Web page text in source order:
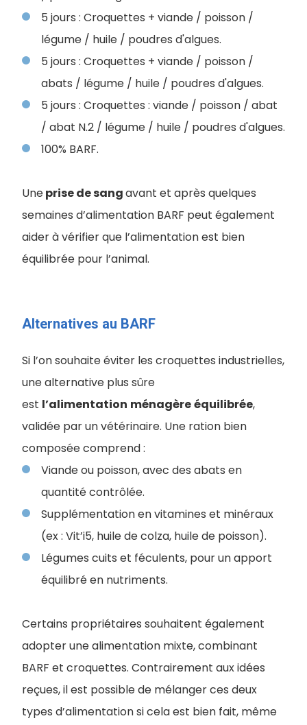
5 jours : Croquettes + viande / poisson /
légume / huile / poudres d'algues.
5 jours : Croquettes + viande / poisson /
abats / légume / huile / poudres d'algues.
5 jours : Croquettes : viande / poisson / abat
/ abat N.2 / légume / huile / poudres d'algues.
100% BARF.
Uneprise de sangavant et après quelques
semaines d’alimentation BARF peut également
aider à vérifier que l’alimentation est bien
équilibrée pour l’animal.
Alternatives au BARF
Si l’on souhaite éviter les croquettes industrielles,
une alternative plus sûre
est l’alimentation ménagèreéquilibrée,
validée par un vétérinaire. Une ration bien
composée comprend :
Viande ou poisson, avec des abats en
quantité contrôlée.
Supplémentation en vitamines et minéraux
(ex : Vit’i5, huile de colza, huile de poisson).
Légumes cuits et féculents, pour un apport
équilibré en nutriments.
Certains propriétaires souhaitent également
adopter une alimentation mixte, combinant
BARF et croquettes. Contrairement aux idées
reçues, il est possible de mélanger ces deux
types d’alimentation si cela est bien fait, même